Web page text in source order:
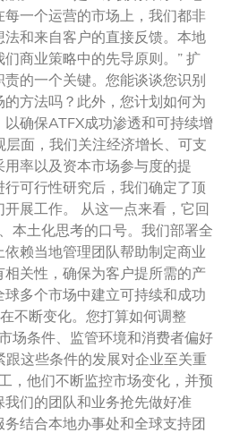
一个运营的市场上，我们都非
和来自客户的直接反馈。本地
商业策略中的先导原则。” 扩
的一个关键。您能谈谈您识别
方法吗？此外，您计划如何为
确保ATFX成功渗透和可持续增
层面，我们关注经济增长、可支
率以及资本市场参与度的提
可行性研究后，我们确定了顶
展工作。 从这一点来看，它回
本土化思考的口号。我们部署全
赖当地管理团队帮助制定商业
关性，确保为客户提所需的产
多个市场中建立可持续和成功
不断变化。您打算如何调整
场条件、监管环境和消费者偏好
跟这些条件的发展对企业至关重
，他们不断监控市场变化，并预
们的团队和业务抢先做好准
结合本地办事处和全球支持团